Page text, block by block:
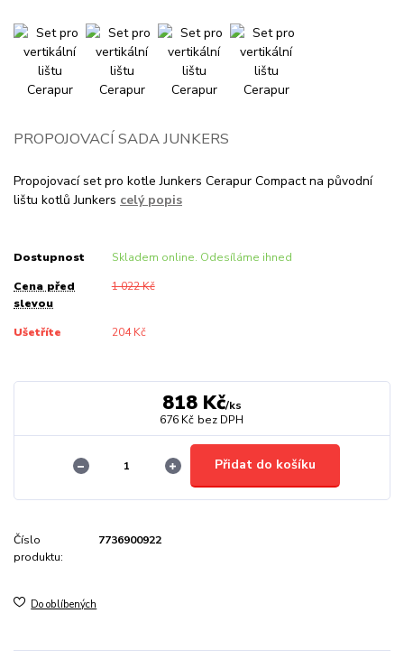
PROPOJOVACÍ SADA JUNKERS
Propojovací set pro kotle Junkers Cerapur Compact na původní
lištu kotlů Junkers celý popis
Dostupnost Skladem online. Odesíláme ihned
Cena před
slevou
1 022 Kč
Ušetříte 204 Kč
818 Kč/ks
676 Kč bez DPH
Přidat do košíku
Číslo
produktu:
7736900922
Do oblíbených